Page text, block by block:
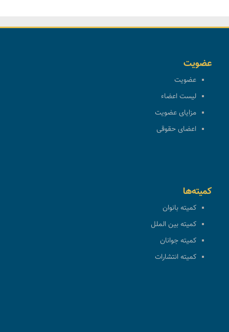
عضویت
عضویت
لیست اعضاء
مزایای عضویت
اعضای حقوقی
کمیته‌ها
کمیته بانوان
کمیته بین الملل
کمیته جوانان
کمیته انتشارات